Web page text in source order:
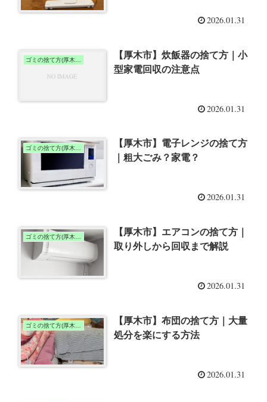
2026.01.31
ゴミの捨て方(厚木市)
【厚木市】炊飯器の捨て方｜小
型家電回収の注意点
2026.01.31
ゴミの捨て方(厚木市)
【厚木市】電子レンジの捨て方
｜粗大ごみ？家電？
2026.01.31
ゴミの捨て方(厚木市)
【厚木市】エアコンの捨て方｜
取り外しから回収まで解説
2026.01.31
ゴミの捨て方(厚木市)
【厚木市】布団の捨て方｜大量
処分を楽にする方法
2026.01.31